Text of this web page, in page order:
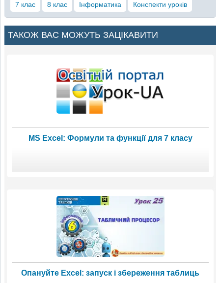
7 клас 8 клас Інформатика Конспекти уроків
ТАКОЖ ВАС МОЖУТЬ ЗАЦІКАВИТИ
MS Excel: Формули та функції для 7 класу
Опануйте Excel: запуск і збереження таблиць